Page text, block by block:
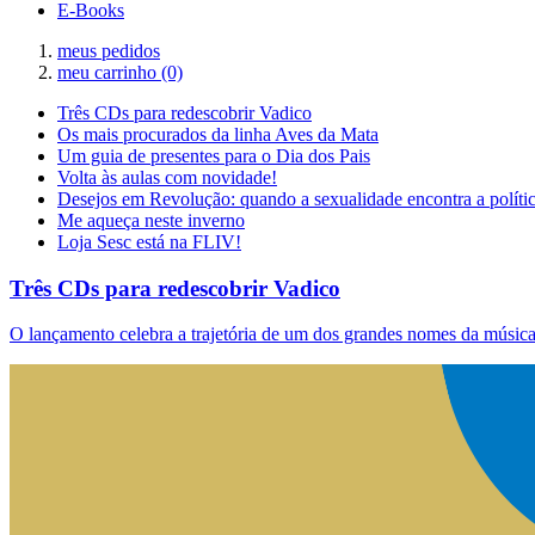
E-Books
meus pedidos
meu carrinho (0)
Três CDs para redescobrir Vadico
Os mais procurados da linha Aves da Mata
Um guia de presentes para o Dia dos Pais
Volta às aulas com novidade!
Desejos em Revolução: quando a sexualidade encontra a
Me aqueça neste inverno
Loja Sesc está na FLIV!
Três CDs para redescobrir Vadico
O lançamento celebra a trajetória de um dos grandes nomes da